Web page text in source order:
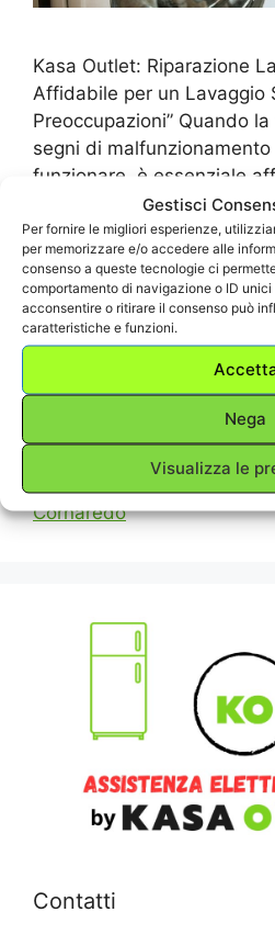
Gestisci
Per fornire le migliori esperienze,
per memorizzare e/o accedere alle
consenso a queste tecnologie ci
comportamento di navigazione o ID unici
acconsentire o ritirare il consenso può
caratteristiche e funzioni.
Nega
Visualizza le
Kasa Outlet: Riparazione
Affidabile per un Lavaggio
Preoccupazioni” Quando
segni di
funzionare, è essenziale
professionisti affidabili per
bucato possa tornare alla
intoppi. Kasa Outlet è la
per la riparazione lavatrice
impegnata …Leggi tutto
RIPARAZIONE
,
Cornaredo
Riparazione Lavatrice ,
Cornaredo
Contatti